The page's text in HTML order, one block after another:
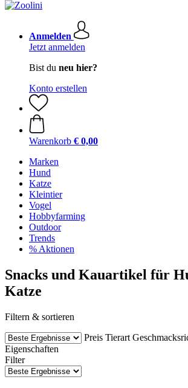
Anmelden
Jetzt anmelden
Bist du neu hier?
Konto erstellen
Warenkorb € 0,00
Marken
Hund
Katze
Kleintier
Vogel
Hobbyfarming
Outdoor
Trends
% Aktionen
Snacks und Kauartikel für
Katze
Filtern & sortieren
Preis Tierart
Eigenschaften
Filter